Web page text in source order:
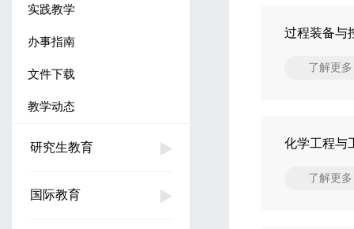
实践教学
办事指南
文件下载
教学动态
研究生教育
国际教育
过程装备与
了解更多
化学工程与
了解更多